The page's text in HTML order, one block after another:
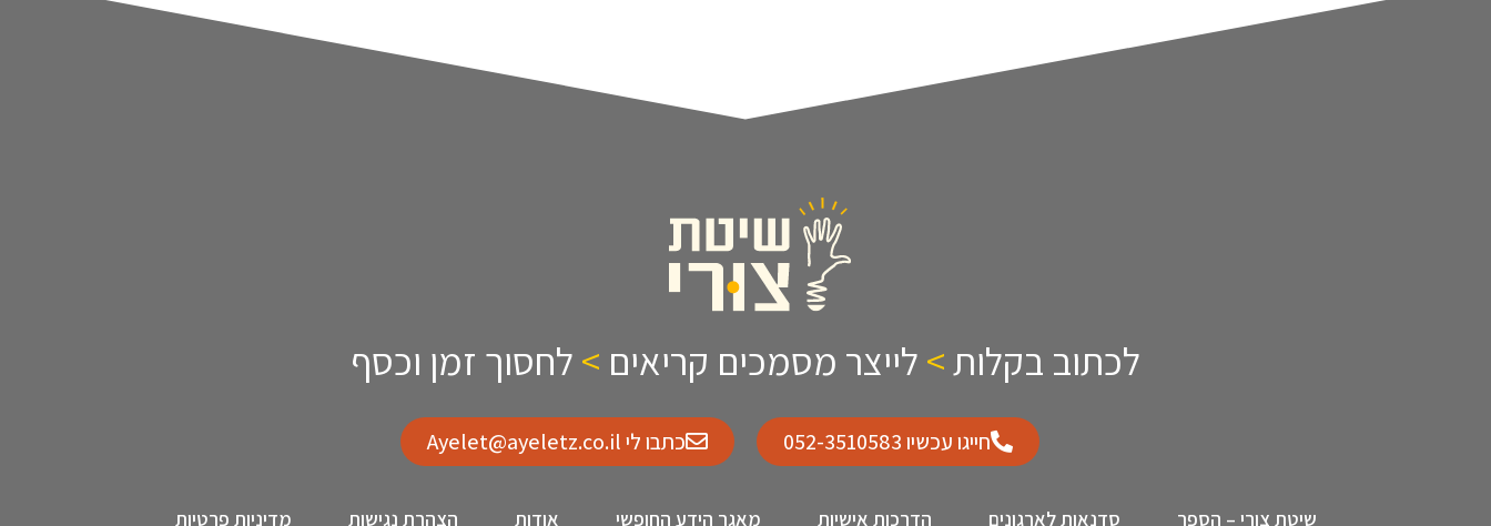
לכתוב בקלות>לייצר מסמכים קריאים >לחסוך זמן וכסף
חייגו עכשיו 052-3510583 כתבו לי Ayelet@ayeletz.co.il
שיטת צורי – הספר סדנאות לארגונים הדרכות אישיות מאגר הידע החופשי אודות הצהרת נגישות מדיניות פרטיות